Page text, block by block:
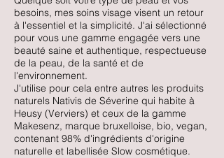
besoins, mes soins visage visent un retour
à l'essentiel et la simplicité. J'ai sélectionné
pour vous une gamme engagée vers une
beauté saine et authentique, respectueuse
de la peau, de la santé et de
l'environnement.
J'utilise pour cela entre autres les produits
naturels Nativis de Séverine qui habite à
Heusy (Verviers) et ceux de la gamme
Makesenz, marque bruxelloise, bio, vegan,
contenant 98% d'ingrédients d'origine
naturelle et labellisée Slow cosmétique.